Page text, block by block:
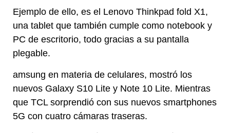
Ejemplo de ello, es el Lenovo Thinkpad fold X1,
una tablet que también cumple como notebook y
PC de escritorio, todo gracias a su pantalla
plegable.
amsung en materia de celulares, mostró los
nuevos Galaxy S10 Lite y Note 10 Lite. Mientras
que TCL sorprendió con sus nuevos smartphones
5G con cuatro cámaras traseras.